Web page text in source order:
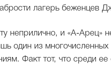
лагерь беженцев
неприлично, и «А‑Арец»
один из
Факт тот, что среди